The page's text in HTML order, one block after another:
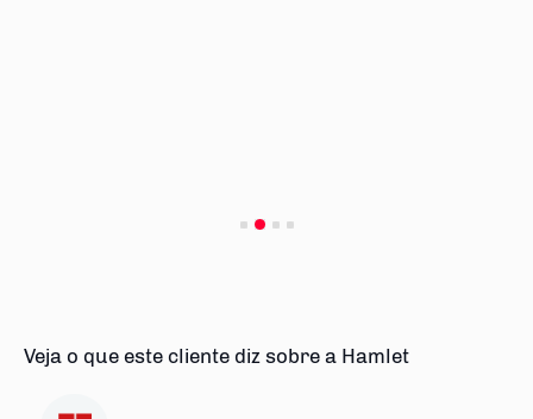
Veja o que este cliente diz sobre a Hamlet